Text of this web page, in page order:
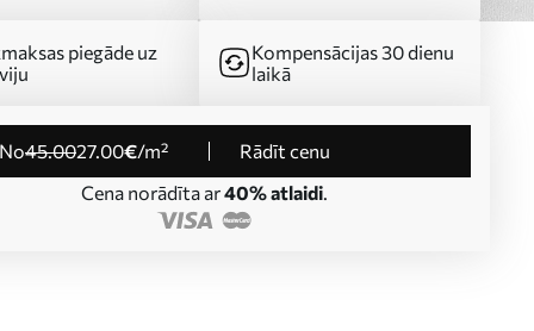
piegāde uz
Kompensācijas 30 dienu
laikā
no45.0027.00€/m²
Rādīt cenu
Cena norādīta ar40% atlaidi.